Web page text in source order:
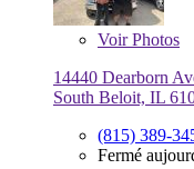
VoirPhotos
14440 Dearborn
South Beloit, IL
(815) 389-
Fermé